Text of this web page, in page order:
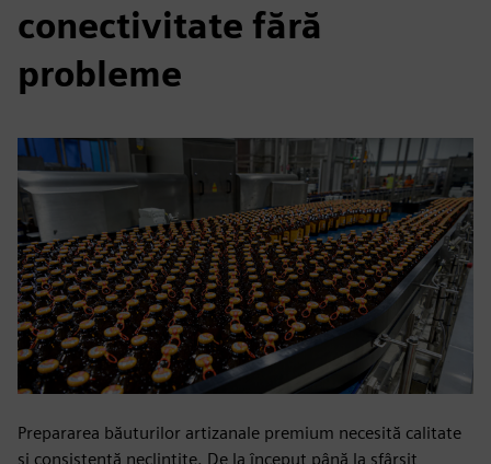
conectivitate fără
probleme
Prepararea băuturilor artizanale premium necesită calitate
și consistență neclintite. De la început până la sfârșit,